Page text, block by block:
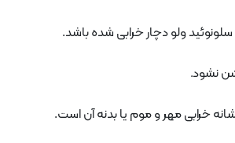
ولو دچار خرابی شده باشد.
نشود.
خرابی مهر و موم یا بدنه آن است.